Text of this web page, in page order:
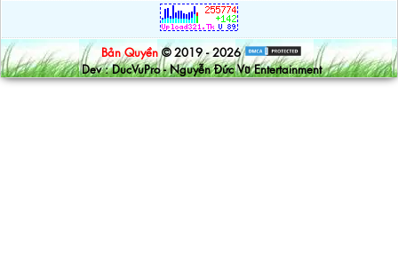
Bản Quyền © 2019 - 2026
Dev : DucVuPro - Nguyễn Đức Vũ Entertainment